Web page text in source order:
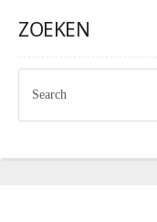
ZOEKEN